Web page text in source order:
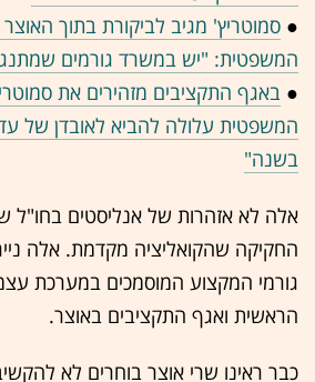
● סמוטריץ' מגיב לביקורת בתוך
המשפטית: "יש במשרד גורמים
● באגף התקציבים מזהירים את
בשנה"
אלה לא אזהרות של אנליסטים בחו"ל
החקיקה שהקואליציה מקדמת. אלה
גורמי המקצוע המוסמכים במערכת
הראשית ואגף התקציבים באוצר.
כבר ראינו שרי אוצר בוחרים לא